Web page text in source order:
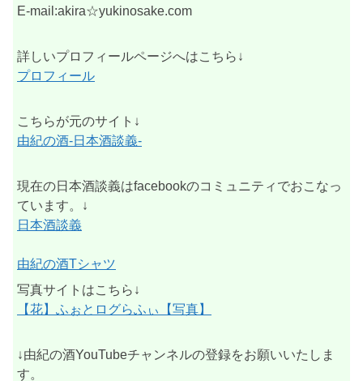
E-mail:akira☆yukinosake.com
詳しいプロフィールページへはこちら↓
プロフィール
こちらが元のサイト↓
由紀の酒-日本酒談義-
現在の日本酒談義はfacebookのコミュニティでおこなっ
ています。↓
日本酒談義
由紀の酒Tシャツ
写真サイトはこちら↓
【花】ふぉとログらふぃ【写真】
↓由紀の酒YouTubeチャンネルの登録をお願いいたしま
す。